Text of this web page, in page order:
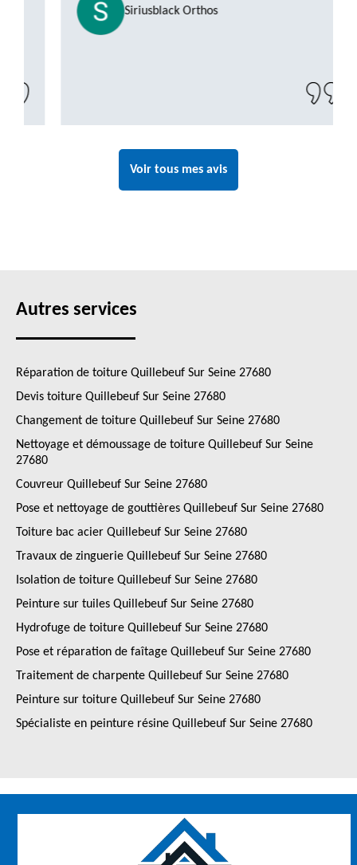
Siriusblack Orthos
Voir tous mes avis
Autres services
Réparation de toiture Quillebeuf Sur Seine 27680
Devis toiture Quillebeuf Sur Seine 27680
Changement de toiture Quillebeuf Sur Seine 27680
Nettoyage et démoussage de toiture Quillebeuf Sur Seine
27680
Couvreur Quillebeuf Sur Seine 27680
Pose et nettoyage de gouttières Quillebeuf Sur Seine 27680
Toiture bac acier Quillebeuf Sur Seine 27680
Travaux de zinguerie Quillebeuf Sur Seine 27680
Isolation de toiture Quillebeuf Sur Seine 27680
Peinture sur tuiles Quillebeuf Sur Seine 27680
Hydrofuge de toiture Quillebeuf Sur Seine 27680
Pose et réparation de faîtage Quillebeuf Sur Seine 27680
Traitement de charpente Quillebeuf Sur Seine 27680
Peinture sur toiture Quillebeuf Sur Seine 27680
Spécialiste en peinture résine Quillebeuf Sur Seine 27680